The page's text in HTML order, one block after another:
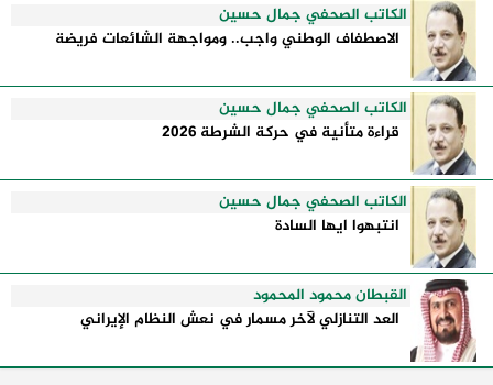
الكاتب الصحفي جمال حسين
الاصطفاف الوطني واجب.. ومواجهة الشائعات فريضة
الكاتب الصحفي جمال حسين
قراءة متأنية في حركة الشرطة 2026
الكاتب الصحفي جمال حسين
انتبهوا ايها السادة
القبطان محمود المحمود
العد التنازلي لآخر مسمار في نعش النظام الإيراني